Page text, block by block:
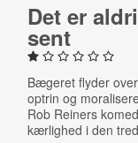
Det er
sent
Bægeret flyder
optrin og
Rob Reiners
kærlighed i den